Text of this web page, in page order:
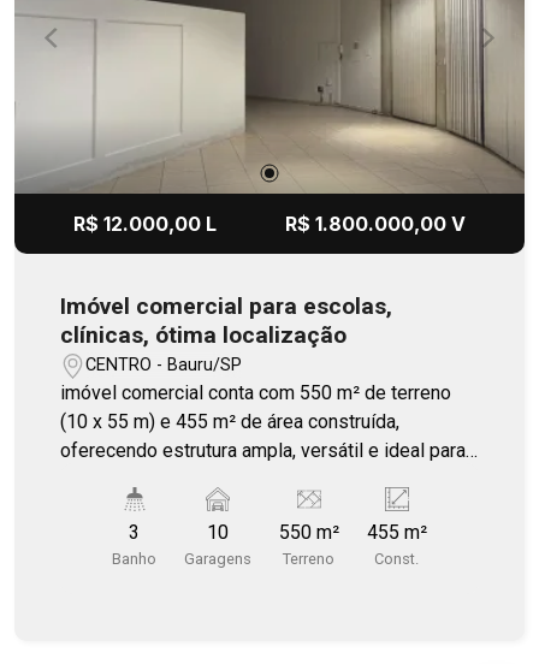
R$ 12.000,00 L R$ 1.800.000,00 V
Imóvel comercial para escolas,
clínicas, ótima localização
CENTRO - Bauru/SP
imóvel comercial conta com 550 m² de terreno
(10 x 55 m) e 455 m² de área construída,
oferecendo estrutura ampla, versátil e ideal para
buffet infantil, igreja, escola, entre outras. Dispõe
de cinco salas no pavimento térreo, ampla área
de vão livre, sala de reunião de grandes
3
Banho
10
Garagens
550 m²
Terreno
455 m²
Const.